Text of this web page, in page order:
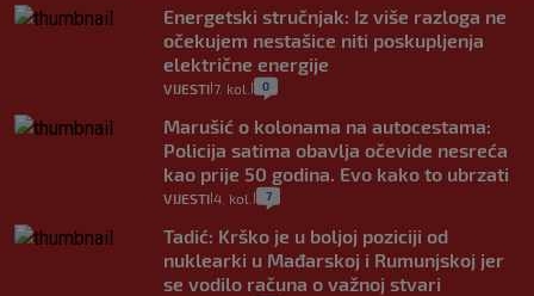
Energetski stručnjak: Iz više razloga ne
očekujem nestašice niti poskupljenja
električne energije
VIJESTI 7. kol. 0
Marušić o kolonama na autocestama:
Policija satima obavlja očevide nesreća
kao prije 50 godina. Evo kako to ubrzati
VIJESTI 4. kol. 7
Tadić: Krško je u boljoj poziciji od
nuklearki u Mađarskoj i Rumunjskoj jer
se vodilo računa o važnoj stvari